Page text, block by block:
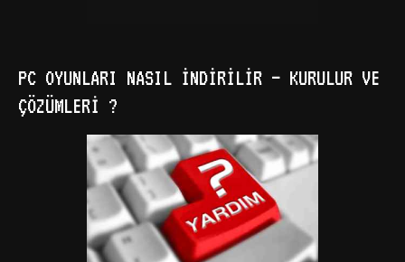
PC OYUNLARI NASIL İNDIRILIR – KURULUR VE
ÇÖZÜMLERI ?